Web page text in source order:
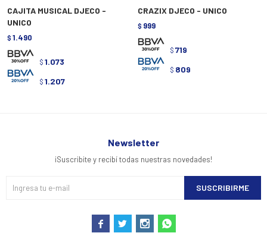
CAJITA MUSICAL DJECO -
UNICO
$ 1.490
$ 1.073
$ 1.207
CRAZIX DJECO - UNICO
$ 999
$ 719
$ 809
Newsletter
¡Suscribite y recibí todas nuestras novedades!
SUSCRIBIRME
   